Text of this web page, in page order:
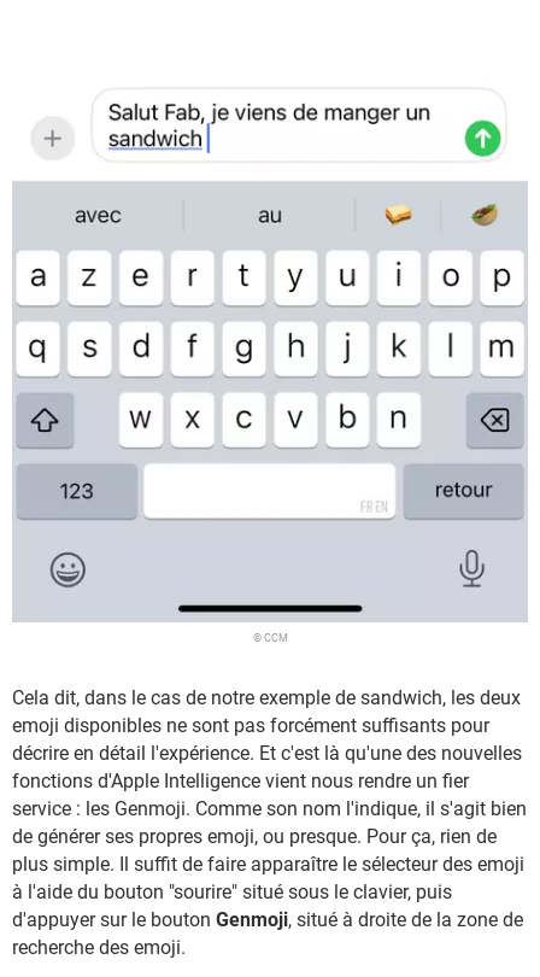
© CCM
Cela dit, dans le cas de notre exemple de sandwich, les deux
emoji disponibles ne sont pas forcément suffisants pour
décrire en détail l'expérience. Et c'est là qu'une des nouvelles
fonctions d'Apple Intelligence vient nous rendre un fier
service : les Genmoji. Comme son nom l'indique, il s'agit bien
de générer ses propres emoji, ou presque. Pour ça, rien de
plus simple. Il suffit de faire apparaître le sélecteur des emoji
à l'aide du bouton "sourire" situé sous le clavier, puis
d'appuyer sur le bouton Genmoji, situé à droite de la zone de
recherche des emoji.